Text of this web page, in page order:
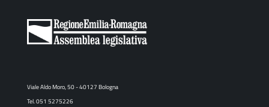
Viale Aldo Moro, 50 - 40127 Bologna
Tel. 051 5275226